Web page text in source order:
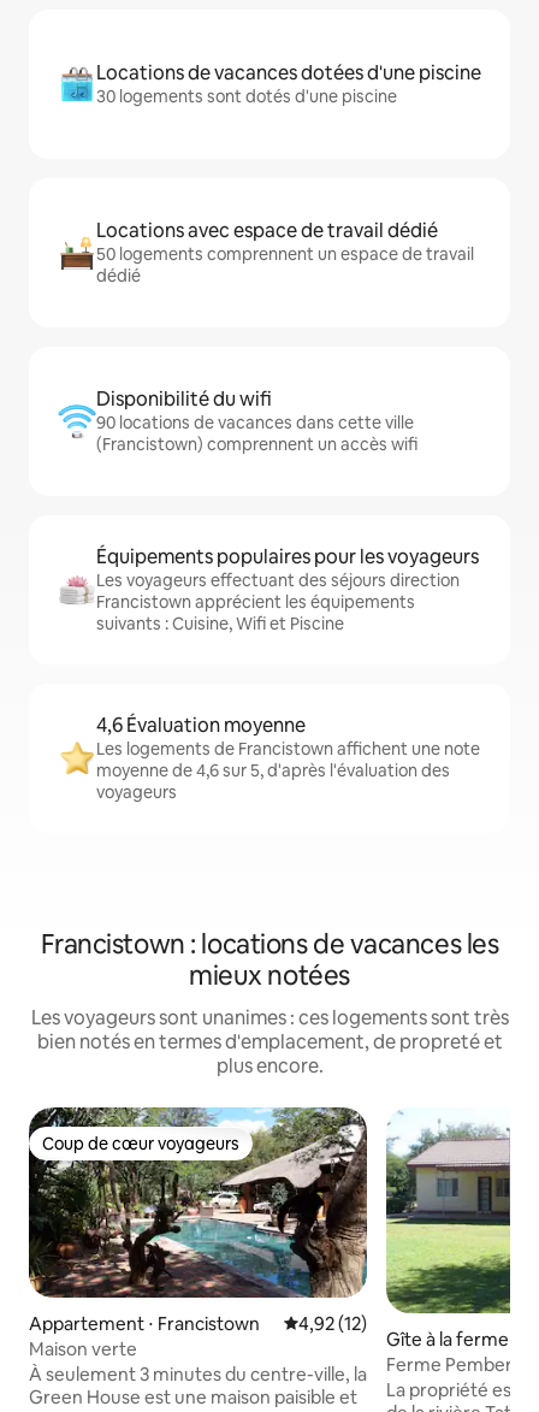
Locations de vacances dotées d'une piscine
30 logements sont dotés d'une piscine
Locations avec espace de travail dédié
50 logements comprennent un espace de travail
dédié
Disponibilité du wifi
90 locations de vacances dans cette ville
(Francistown) comprennent un accès wifi
Équipements populaires pour les voyageurs
Les voyageurs effectuant des séjours direction
Francistown apprécient les équipements
suivants : Cuisine, Wifi et Piscine
4,6 Évaluation moyenne
Les logements de Francistown affichent une note
moyenne de 4,6 sur 5, d'après l'évaluation des
voyageurs
Francistown : locations de vacances les
mieux notées
Les voyageurs sont unanimes : ces logements sont très
bien notés en termes d'emplacement, de propreté et
plus encore.
Coup de cœur voyageurs
Coup de cœur voyageurs
Appartement ⋅ Francistown Évaluation moyenne sur la
4,92 (12)
Maison verte
À seulement 3 minutes du centre-ville, la
Green House est une maison paisible et
Gîte à la ferme ⋅
Ferme Pemberly
La propriété est